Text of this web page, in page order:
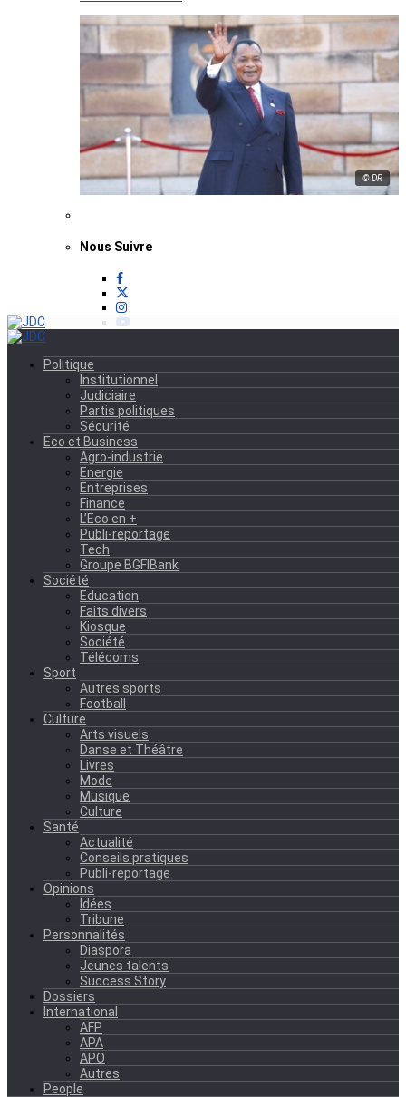
© DR
Nous Suivre
Politique
Institutionnel
Judiciaire
Partis politiques
Sécurité
Eco et Business
Agro-industrie
Energie
Entreprises
Finance
L’Eco en +
Publi-reportage
Tech
Groupe BGFIBank
Société
Education
Faits divers
Kiosque
Société
Télécoms
Sport
Autres sports
Football
Culture
Arts visuels
Danse et Théâtre
Livres
Mode
Musique
Culture
Santé
Actualité
Conseils pratiques
Publi-reportage
Opinions
Idées
Tribune
Personnalités
Diaspora
Jeunes talents
Success Story
Dossiers
International
AFP
APA
APO
Autres
People